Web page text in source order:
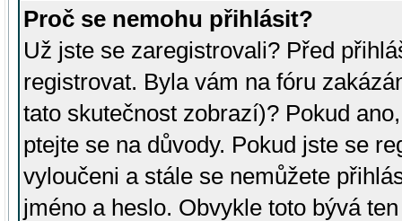
Proč se nemohu přihlásit?
Už jste se zaregistrovali? Před
registrovat. Byla vám na fóru
tato skutečnost zobrazí)? Pokud
ptejte se na důvody. Pokud jste se
vyloučeni a stále se nemůžete
jméno a heslo. Obvykle toto bývá